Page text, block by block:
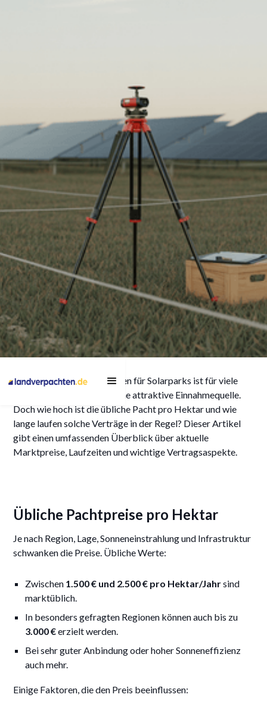
ist üblich pro Hektar und
welche Laufzeiten
gelten?
Die Verpachtung von Flächen für Solarparks ist für viele
Grundstückseigentümer eine attraktive Einnahmequelle.
Doch wie hoch ist die übliche Pacht pro Hektar und wie
lange laufen solche Verträge in der Regel? Dieser Artikel
gibt einen umfassenden Überblick über aktuelle
Marktpreise, Laufzeiten und wichtige Vertragsaspekte.
Übliche Pachtpreise pro Hektar
Je nach Region, Lage, Sonneneinstrahlung und Infrastruktur
schwanken die Preise. Übliche Werte:
Zwischen 1.500 € und 2.500 € pro Hektar/Jahrsind
marktüblich.
In besonders gefragten Regionen können auch bis zu
3.000 €erzielt werden.
Bei sehr guter Anbindung oder hoher Sonneneffizienz
auch mehr.
Einige Faktoren, die den Preis beeinflussen: